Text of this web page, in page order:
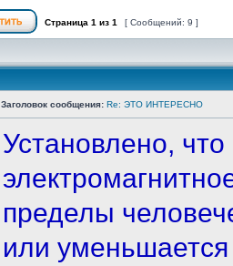
Страница 1 из 1 [ Сообщений: 9 ]
Заголовок сообщения: Re: ЭТО ИНТЕРЕСНО
Установлено,
пределы
или